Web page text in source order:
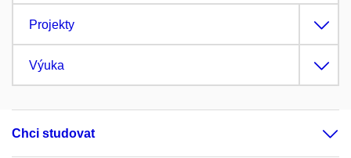
Projekty
Výuka
Chci studovat